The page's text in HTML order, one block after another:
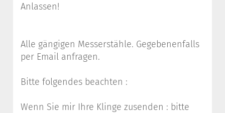
Anlassen!
Alle gängigen Messerstähle. Gegebenenfalls
per Email anfragen.
Bitte folgendes beachten :
Wenn Sie mir Ihre Klinge zusenden : bitte